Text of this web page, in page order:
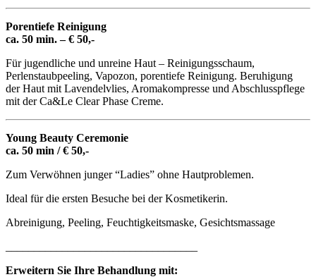
Porentiefe Reinigung
ca. 50 min. – € 50,-
Für jugendliche und unreine Haut – Reinigungsschaum,
Perlenstaubpeeling, Vapozon, porentiefe Reinigung. Beruhigung
der Haut mit Lavendelvlies, Aromakompresse und Abschlusspflege
mit der Ca&Le Clear Phase Creme.
Young Beauty Ceremonie
ca. 50 min / € 50,-
Zum Verwöhnen junger “Ladies” ohne Hautproblemen.
Ideal für die ersten Besuche bei der Kosmetikerin.
Abreinigung, Peeling, Feuchtigkeitsmaske, Gesichtsmassage
Erweitern Sie Ihre Behandlung mit: